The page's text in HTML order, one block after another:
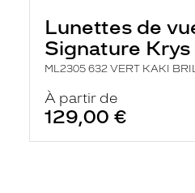
Lunettes de
Signature Krys
ML2305 632 VERT KAKI
À partir de
129,00 €